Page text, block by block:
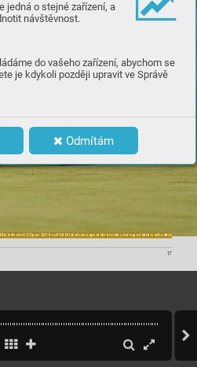
jedná o stejné zařízení, a
návštěvnost.
do vašeho zařízení, abychom se
je kdykoli později upravit ve Správě
Odmítám
17
ills běh em US Open 2018 se Phil Mickel son zapsal do kroniky turnaj e velmi nechvalně.